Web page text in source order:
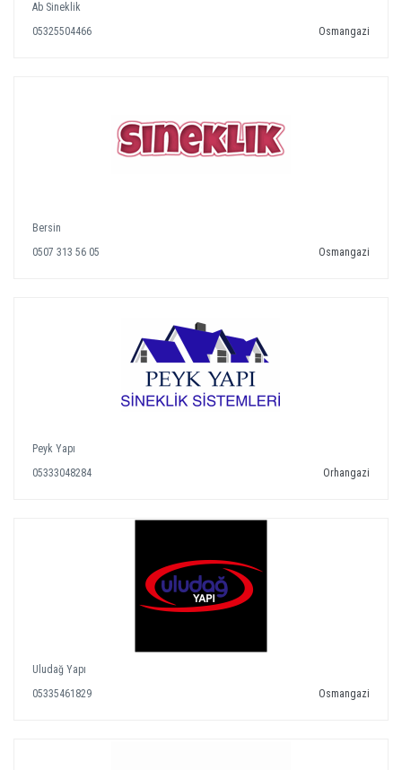
Ab Sineklik
05325504466
Osmangazi
Bersin
0507 313 56 05
Osmangazi
Peyk Yapı
05333048284
Orhangazi
Uludağ Yapı
05335461829
Osmangazi